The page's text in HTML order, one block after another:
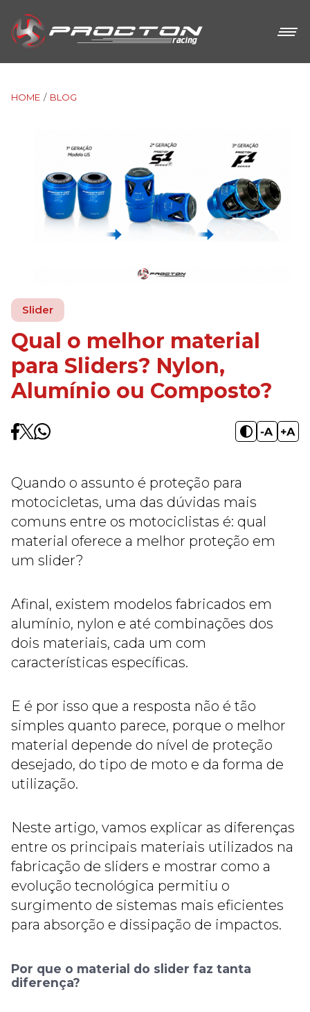
HOME BLOG
Slider
Qual o melhor material
para Sliders? Nylon,
Alumínio ou Composto?
Quando o assunto é proteção para
motocicletas, uma das dúvidas mais
comuns entre os motociclistas é: qual
material oferece a melhor proteção em
um slider?
Afinal, existem modelos fabricados em
alumínio, nylon e até combinações dos
dois materiais, cada um com
características específicas.
E é por isso que a resposta não é tão
simples quanto parece, porque o melhor
material depende do nível de proteção
desejado, do tipo de moto e da forma de
utilização.
Neste artigo, vamos explicar as diferenças
entre os principais materiais utilizados na
fabricação de sliders e mostrar como a
evolução tecnológica permitiu o
surgimento de sistemas mais eficientes
para absorção e dissipação de impactos.
Por que o material do slider faz tanta
diferença?